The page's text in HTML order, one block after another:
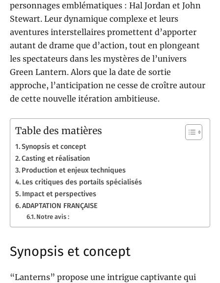
personnages emblématiques : Hal Jordan et John
Stewart. Leur dynamique complexe et leurs
aventures interstellaires promettent d’apporter
autant de drame que d’action, tout en plongeant
les spectateurs dans les mystères de l’univers
Green Lantern. Alors que la date de sortie
approche, l’anticipation ne cesse de croître autour
de cette nouvelle itération ambitieuse.
Table des matières
Synopsis et concept
Casting et réalisation
Production et enjeux techniques
Les critiques des portails spécialisés
Impact et perspectives
ADAPTATION FRANÇAISE
Notre avis :
Synopsis et concept
“Lanterns” propose une intrigue captivante qui